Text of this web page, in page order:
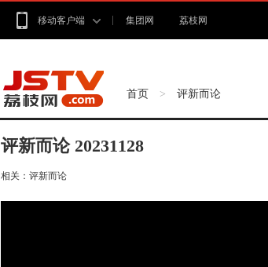
移动客户端 集团网 荔枝网
首页 > 评新而论
评新而论 20231128
相关： 评新而论